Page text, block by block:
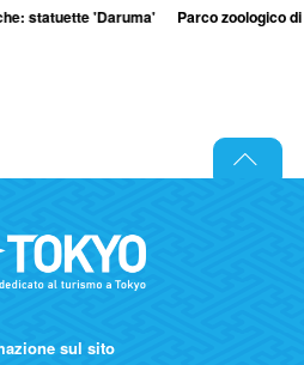
statuette 'Daruma'
Parco zoologico
sul sito